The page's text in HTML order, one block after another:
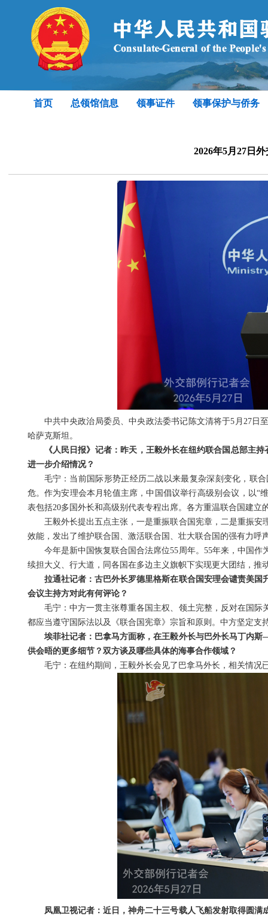
首页 总领馆信息 领事证件 领事保护与侨务
2026年5月27日
中共中央政治局委员、中央政法委书记陈文清将于5月27日
哈萨克斯坦。
《人民日报》记者：昨天，王毅外长在纽约联合国总部主
进一步介绍情况？
毛宁：当前国际形势正经历二战以来最复杂深刻变化，联
危。作为安理会本月轮值主席，中国倡议举行高级别会议，以“
表包括20多国外长和高级别代表专程出席。各方重温联合国建立
王毅外长提出五点主张，一是重振联合国宪章，二是重振
效能，发出了维护联合国、激活联合国、壮大联合国的强有力
今年是新中国恢复联合国合法席位55周年。55年来，中国
续担大义、行大道，同各国在多边主义旗帜下实现更大团结，
拉通社记者：古巴外长罗德里格斯在联合国安理会谴责美
会议主持方对此有何评论？
毛宁：中方一贯主张尊重各国主权、领土完整，反对在国
都应当遵守国际法以及《联合国宪章》宗旨和原则。中方坚定支
埃菲社记者：巴拿马方面称，在王毅外长与巴外长马丁内
供会晤的更多细节？双方谈及哪些具体的海事合作领域？
毛宁：在纽约期间，王毅外长会见了巴拿马外长，相关情况
凤凰卫视记者：近日，神舟二十三号载人飞船发射取得圆